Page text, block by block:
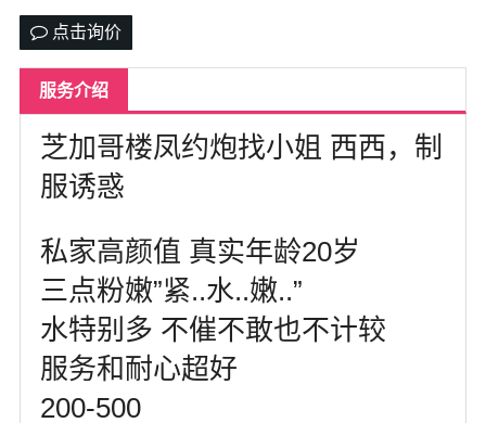
us151萌萌私家约炮按摩
热门城市
点击询价
服务介绍
芝加哥楼凤约炮找小姐 西西，制
服诱惑
私家高颜值 真实年龄20岁
三点粉嫩”紧..水..嫩..”
水特别多 不催不敢也不计较
服务和耐心超好
200-500